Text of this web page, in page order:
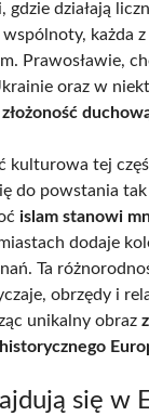
gdzie działają
każda z
Prawosławie,
oraz w
złożoność
kulturowa tej
do powstania
islam stanowi
dodaje
Ta
obrzędy i
unikalny obraz
się w